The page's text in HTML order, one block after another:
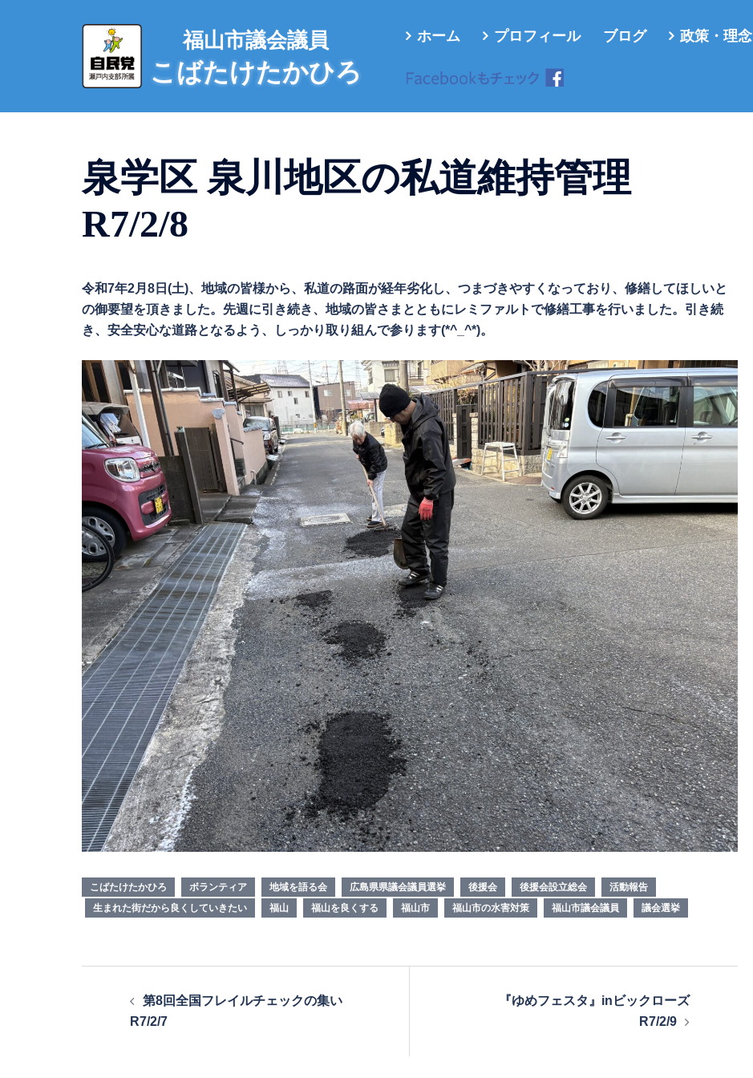
へ
福山市議会議員
こばたけたかひろ
ホーム プロフィール ブログ 政策・理念
泉学区 泉川地区の私道維持管理
R7/2/8
令和7年2月8日(土)、地域の皆様から、私道の路面が経年劣化し、つまづきやすくなっており、修繕してほしいと
の御要望を頂きました。先週に引き続き、地域の皆さまとともにレミファルトで修繕工事を行いました。引き続
き、安全安心な道路となるよう、しっかり取り組んで参ります(*^_^*)。
こばたけたかひろ ボランティア 地域を語る会 広島県県議会議員選挙 後援会 後援会設立総会
活動報告
生まれた街だから良くしていきたい
福山 福山を良くする 福山市 福山市の水害対策 福山市議会議員 議会選挙
第8回全国フレイルチェックの集い
R7/2/7
『ゆめフェスタ』inビックローズ
R7/2/9